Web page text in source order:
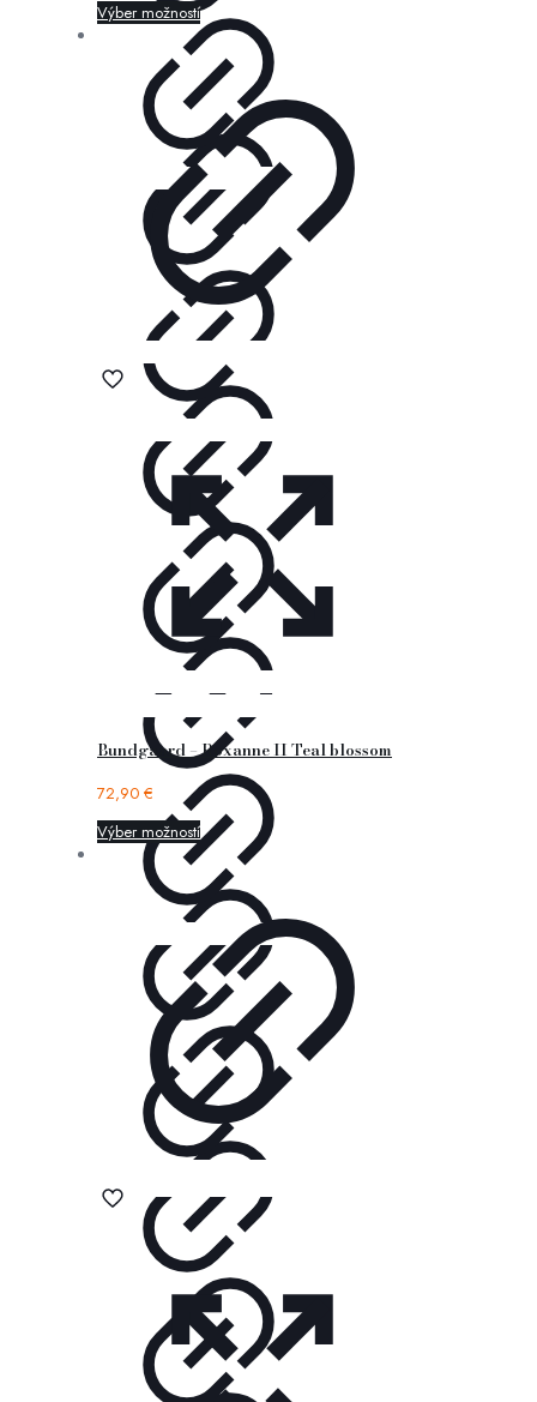
Výber možností
Bundgaard – Roxanne II Teal blossom
72,90 €
Výber možností